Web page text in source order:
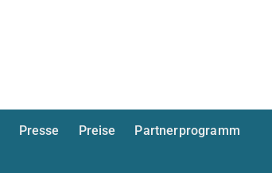
Presse Preise
Partnerprogramm